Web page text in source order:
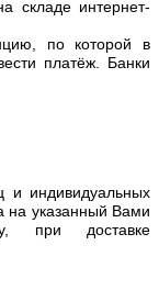
складе интернет-
по которой в
платёж. Банки
и индивидуальных
на указанный Вами
при доставке